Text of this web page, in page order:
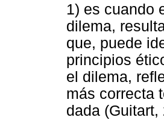
1) es cuando
dilema,
que, puede
principios
el dilema,
más correcta
dada (Guitart,